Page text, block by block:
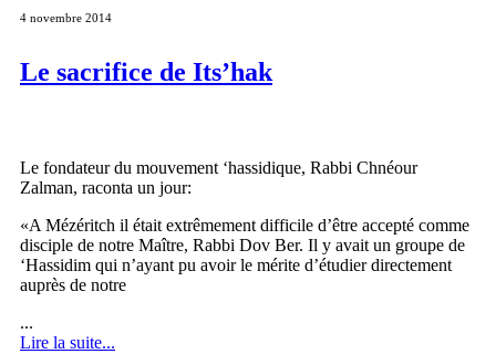
4 novembre 2014
Le sacrifice de Its’hak
Le fondateur du mouvement ‘hassidique, Rabbi Chnéour
Zalman, raconta un jour:
«A Mézéritch il était extrêmement difficile d’être accepté comme
disciple de notre Maître, Rabbi Dov Ber. Il y avait un groupe de
‘Hassidim qui n’ayant pu avoir le mérite d’étudier directement
auprès de notre
...
Lire la suite...